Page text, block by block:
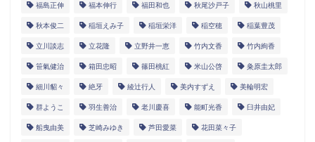
福島正伸 福本伸行 福田和也 秋尾沙戸子 秋山桃里
秋本俊二 稲垣えみ子 稲垣栄洋 稲空穂 稲葉豊茂
立川談志 立花隆 立野井一恵 竹内文香 竹内絢香
笹氣健治 箱田忠昭 篠田桃紅 米山公啓 粂原圭太郎
細川貂々 絶牙 綾辻行人 美内すずえ 美輪明宏
群ようこ 羽生善治 老川慶喜 能町光香 臼井由妃
船曳由美 芝崎みゆき 芦田愛菜 花田菜々子